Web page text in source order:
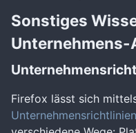
Sonstiges
Firefox lässt sich
Unternehmensrichtlinien